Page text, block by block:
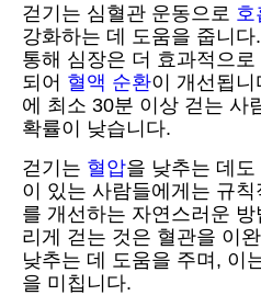
걷기는 심혈관 운동으로 호
강화하는 데 도움을 줍니
통해 심장은 더 효과적으
되어 혈액 순환이 개선됩
에 최소 30분 이상 걷는 사
확률이 낮습니다.
걷기는 혈압을 낮추는 데
이 있는 사람들에게는 규
를 개선하는 자연스러운
리게 걷는 것은 혈관을 이
낮추는 데 도움을 주며, 이
을 미칩니다.